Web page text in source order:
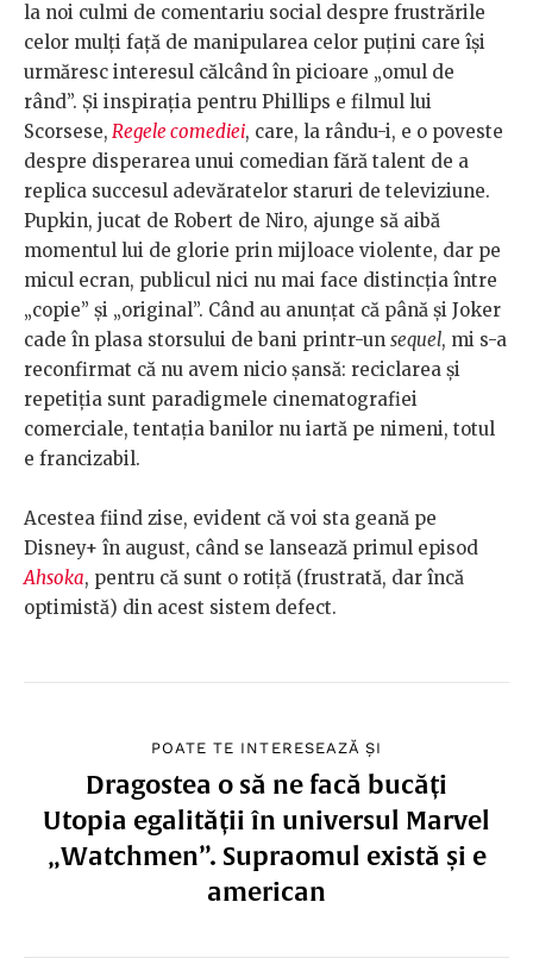
la noi culmi de comentariu social despre frustrările
celor mulți față de manipularea celor puțini care își
urmăresc interesul călcând în picioare „omul de
rând”. Și inspirația pentru Phillips e filmul lui
Scorsese, Regele comediei, care, la rându-i, e o poveste
despre disperarea unui comedian fără talent de a
replica succesul adevăratelor staruri de televiziune.
Pupkin, jucat de Robert de Niro, ajunge să aibă
momentul lui de glorie prin mijloace violente, dar pe
micul ecran, publicul nici nu mai face distincția între
„copie” și „original”. Când au anunțat că până și Joker
cade în plasa storsului de bani printr-un sequel, mi s-a
reconfirmat că nu avem nicio șansă: reciclarea și
repetiția sunt paradigmele cinematografiei
comerciale, tentația banilor nu iartă pe nimeni, totul
e francizabil.
Acestea fiind zise, evident că voi sta geană pe
Disney+ în august, când se lansează primul episod
Ahsoka, pentru că sunt o rotiță (frustrată, dar încă
optimistă) din acest sistem defect.
POATE TE INTERESEAZĂ ȘI
Dragostea o să ne facă bucăți
Utopia egalității în universul Marvel
„Watchmen”. Supraomul există și e
american